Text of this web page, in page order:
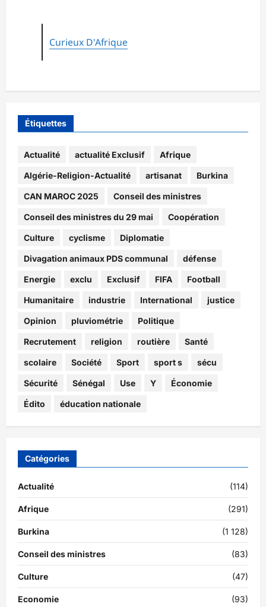
Curieux D'Afrique
Étiquettes
Actualité actualité Exclusif Afrique
Algérie-Religion-Actualité artisanat Burkina
CAN MAROC 2025 Conseil des ministres
Conseil des ministres du 29 mai Coopération
Culture cyclisme Diplomatie
Divagation animaux PDS communal défense
Energie exclu Exclusif FIFA Football
Humanitaire industrie International justice
Opinion pluviométrie Politique
Recrutement religion routière Santé
scolaire Société Sport sport s sécu
Sécurité Sénégal Use Y Économie
Édito éducation nationale
Catégories
Actualité (114)
Afrique (291)
Burkina (1 128)
Conseil des ministres (83)
Culture (47)
Economie (93)